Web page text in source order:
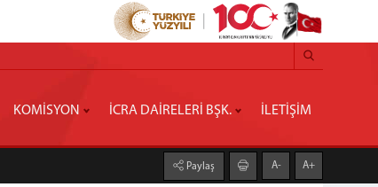
KOMİSYON İCRA DAİRELERİ BŞK. İLETİŞİM
Paylaş A- A+